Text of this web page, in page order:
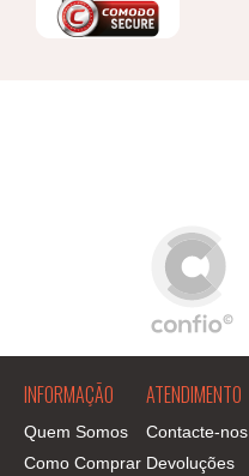
INFORMAÇÃO
Quem Somos
Como Comprar
ATENDIMENTO
Contacte-nos
Devoluções